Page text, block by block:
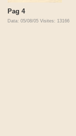
Pag 4
Data: 05/08/05 Visites: 13166